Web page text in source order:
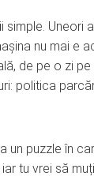
Uneori
nu mai e
de pe o zi
politica
un puzzle în
tu vrei să